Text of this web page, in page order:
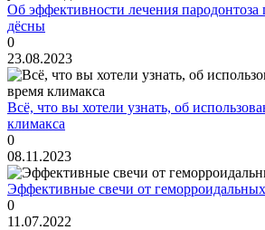
Об эффективности лечения
дёсны
0
23.08.2023
Всё, что вы хотели узнать, об
климакса
0
08.11.2023
Эффективные свечи от
0
11.07.2022